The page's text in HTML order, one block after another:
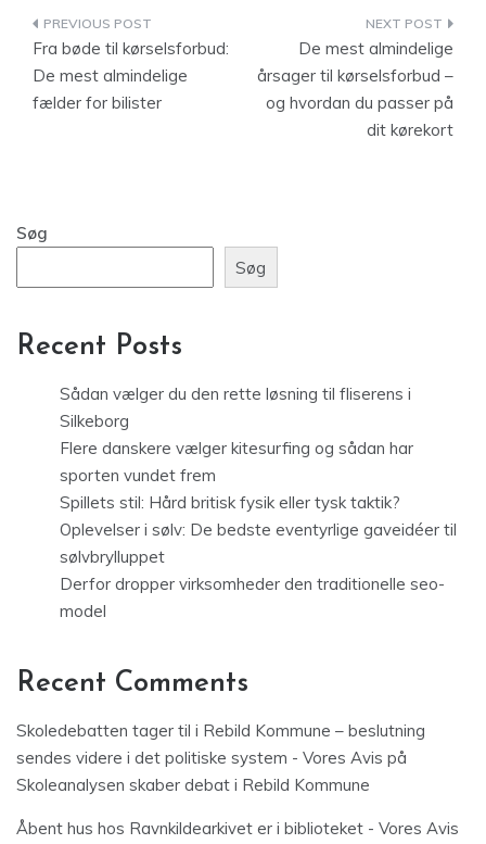
Indlægsnavigation
Fra bøde til kørselsforbud:
De mest almindelige
fælder for bilister
De mest almindelige
årsager til kørselsforbud –
og hvordan du passer på
dit kørekort
Søg
Søg
Recent Posts
Sådan vælger du den rette løsning til fliserens i
Silkeborg
Flere danskere vælger kitesurfing og sådan har
sporten vundet frem
Spillets stil: Hård britisk fysik eller tysk taktik?
Oplevelser i sølv: De bedste eventyrlige gaveidéer til
sølvbrylluppet
Derfor dropper virksomheder den traditionelle seo-
model
Recent Comments
Skoledebatten tager til i Rebild Kommune – beslutning
sendes videre i det politiske system - Vores Avis på
Skoleanalysen skaber debat i Rebild Kommune
Åbent hus hos Ravnkildearkivet er i biblioteket - Vores Avis